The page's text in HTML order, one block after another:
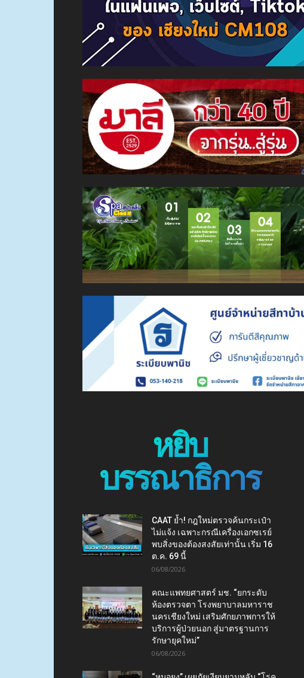
หยิบ
บรรณาธิการ
CAAT ย้ำ! กฎใหม่ตรวจค้นกระเป๋า
ไม่แจ้ง เฉพาะกรณีเครื่องเอกซเรย์
พบสิ่งของต้องสงสัยเท่านั้น เริ่ม 16
ต.ค. 69 นี้
06/08/2026
คณะแพทยศาสตร์ มช. “ยกระดับ
ห้องตรวจตา โรงพยาบาลมหาราช
นครเชียงใหม่ เสริมศักยภาพการให้
บริการผู้ป่วยนอก สู่มาตรฐานการ
รักษายุคใหม่”
06/08/2026